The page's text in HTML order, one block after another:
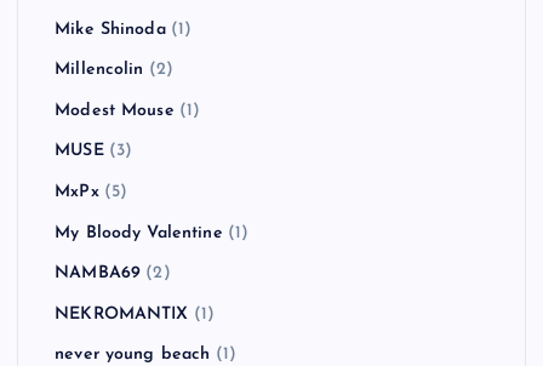
Mike Shinoda(1)
Millencolin (2)
Modest Mouse (1)
MUSE(3)
MxPx(5)
My Bloody Valentine (1)
NAMBA69 (2)
NEKROMANTIX (1)
never young beach (1)